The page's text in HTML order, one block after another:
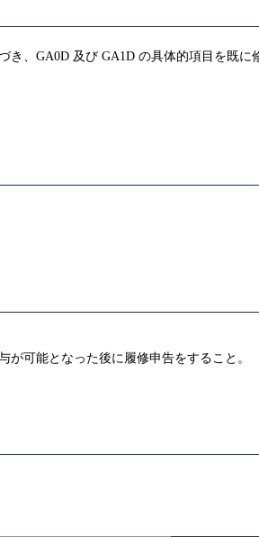
、GA0D 及び GA1D の具体的項目を既
可能となった後に履修申告をすること。